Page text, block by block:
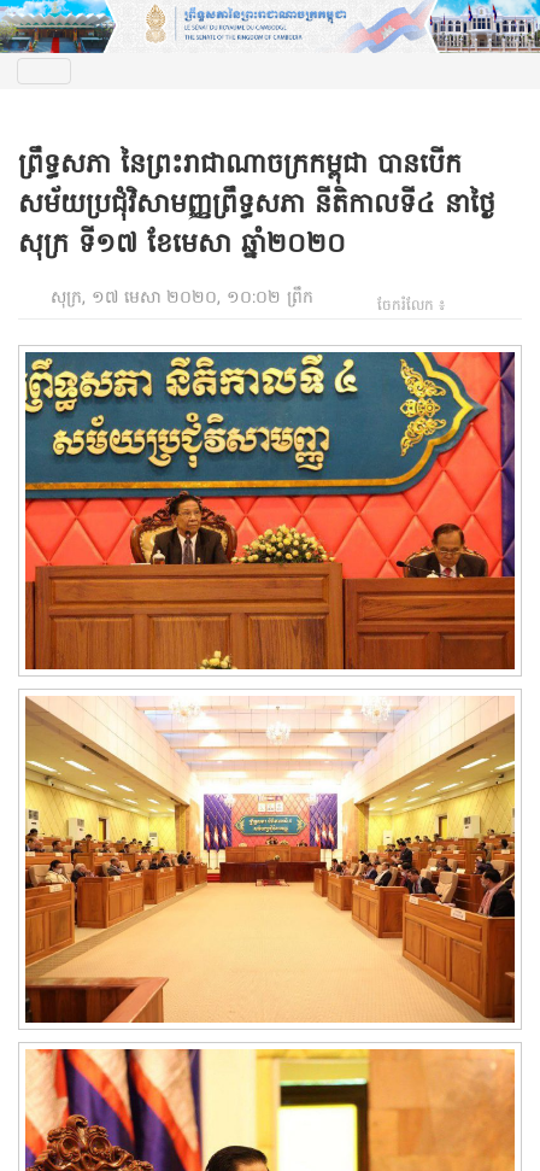
ព្រឹទ្ធសភា នៃព្រះរាជាណាចក្រកម្ពុជា បានបើក
សម័យប្រជុំវិសាមញ្ញព្រឹទ្ធសភា នីតិកាលទី៤ នាថ្ងៃ
សុក្រ ទី១៧ ខែមេសា ឆ្នាំ២០២០
សុក្រ, ១៧ មេសា ២០២០, ១០:០២ ព្រឹក ចែករំលែក ៖